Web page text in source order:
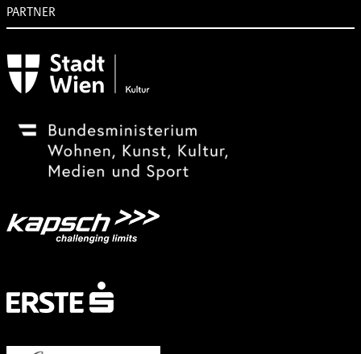
PARTNER
Subventionsgeber